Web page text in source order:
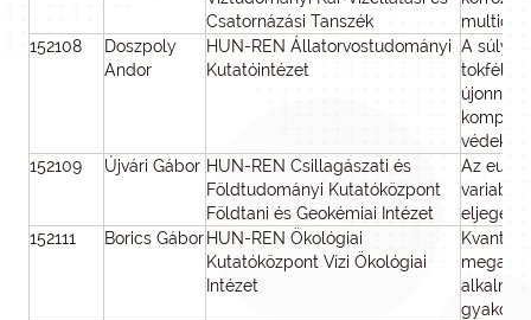
Csatornázási Tanszék
152108
Doszpoly
Andor
HUN-REN Állatorvostudományi
Kutatóintézet
A
újonnan
152109
Újvári Gábor HUN-REN Csillagászati és
Földtudományi Kutatóközpont
Földtani és Geokémiai Intézet
Az
152111
Borics Gábor HUN-REN Ökológiai
Kutatóközpont Vízi Ökológiai
Intézet